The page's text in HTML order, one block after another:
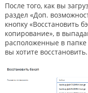
После того, как вы
раздел «Доп.
кнопку «Восстановить
копирование», в
расположенные в
вы хотите восстановить.